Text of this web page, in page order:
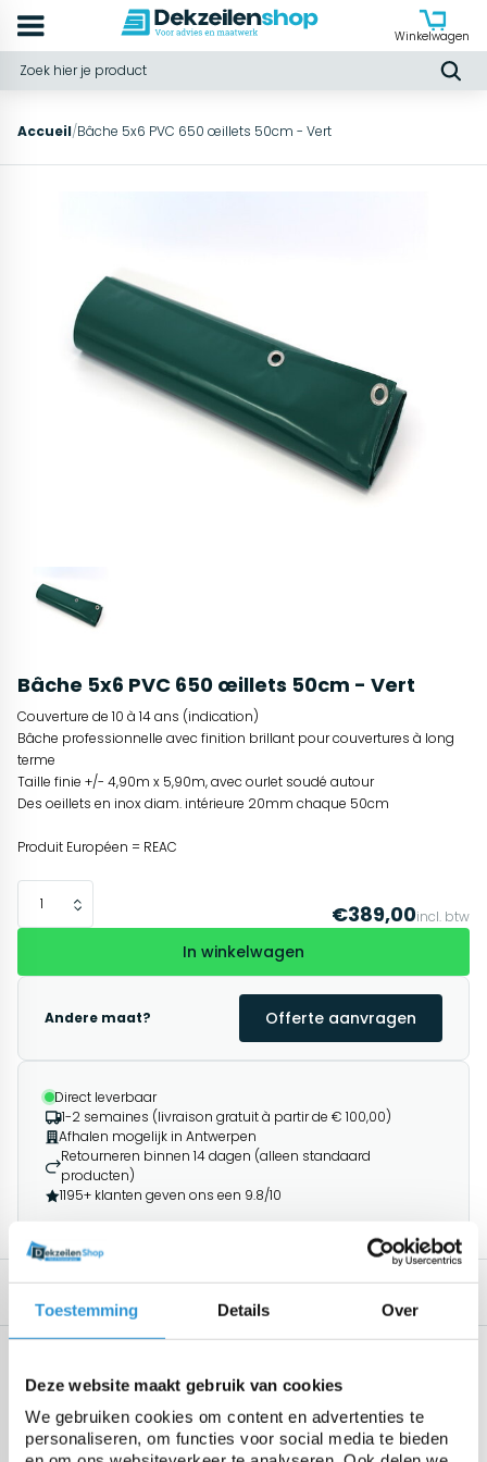
Toestemming Details Over
Deze website maakt gebruik van cookies
We gebruiken cookies om content en advertenties te
personaliseren, om functies voor social media te bieden
Winkelwagen
Accueil/Bâche 5x6 PVC 650 œillets 50cm - Vert
Bâche 5x6 PVC 650 œillets 50cm - Vert
Couverture de 10 à 14 ans (indication)
Bâche professionnelle avec finition brillant pour couvertures à long
terme
Taille finie +/- 4,90m x 5,90m, avec ourlet soudé autour
Des oeillets en inox diam. intérieure 20mm chaque 50cm
Produit Européen = REAC
€389,00incl. btw
In winkelwagen
Andere maat? Offerte aanvragen
Direct leverbaar
1-2 semaines (livraison gratuit à partir de € 100,00)
Afhalen mogelijk in Antwerpen
Retourneren binnen 14 dagen (alleen standaard
producten)
1195+ klanten geven ons een 9.8/10
Geen specificaties beschikbaar.